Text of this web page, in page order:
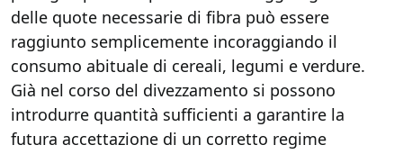
delle quote necessarie di fibra può essere
raggiunto semplicemente incoraggiando il
consumo abituale di cereali, legumi e verdure.
Già nel corso del divezzamento si possono
introdurre quantità sufficienti a garantire la
futura accettazione di un corretto regime